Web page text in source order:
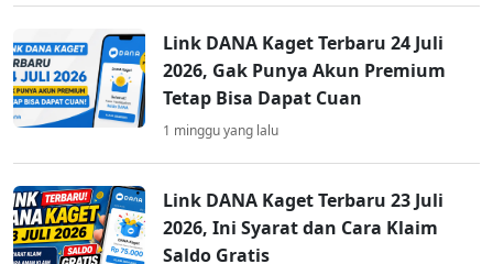
Link DANA Kaget Terbaru 24 Juli
2026, Gak Punya Akun Premium
Tetap Bisa Dapat Cuan
1 minggu yang lalu
Link DANA Kaget Terbaru 23 Juli
2026, Ini Syarat dan Cara Klaim
Saldo Gratis